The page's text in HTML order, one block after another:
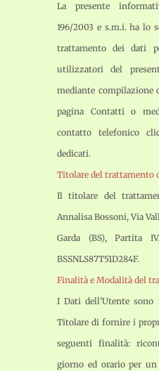
La presente
196/2003 e s.m.i. ha lo
trattamento dei dati
utilizzatori del
mediante
pagina Contatti o
contatto telefonico
dedicati.
Titolare del trattamento
Il titolare del
Annalisa Bossoni, Via
Garda (BS), Partita
BSSNLS87T51D284F.
Finalità e Modalità del
I Dati dell’Utente
Titolare di fornire i
seguenti finalità:
giorno ed orario per